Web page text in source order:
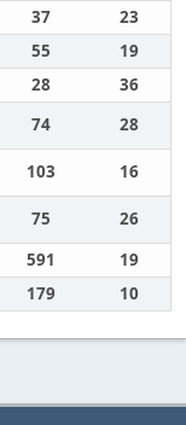
37
23
55
19
28
36
74
28
103
16
75
26
591
19
179 10